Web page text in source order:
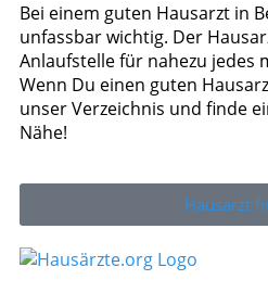
Bei einem guten Hausarzt in
unfassbar wichtig. Der
Anlaufstelle für nahezu jedes
Wenn Du einen guten
unser Verzeichnis und finde
Nähe!
Hausarzt